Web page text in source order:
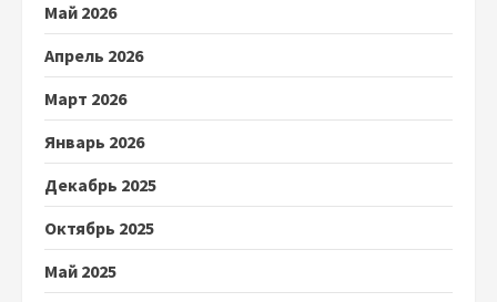
Май 2026
Апрель 2026
Март 2026
Январь 2026
Декабрь 2025
Октябрь 2025
Май 2025